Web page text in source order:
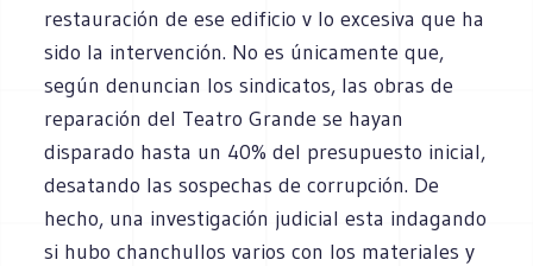
restauración de ese edificio v lo excesiva que ha
sido la intervención. No es únicamente que,
según denuncian los sindicatos, las obras de
reparación del Teatro Grande se hayan
disparado hasta un 40% del presupuesto inicial,
desatando las sospechas de corrupción. De
hecho, una investigación judicial esta indagando
si hubo chanchullos varios con los materiales y